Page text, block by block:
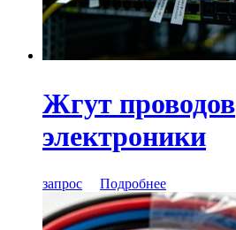
Жгут проводов
электроники
запрос Подробнее